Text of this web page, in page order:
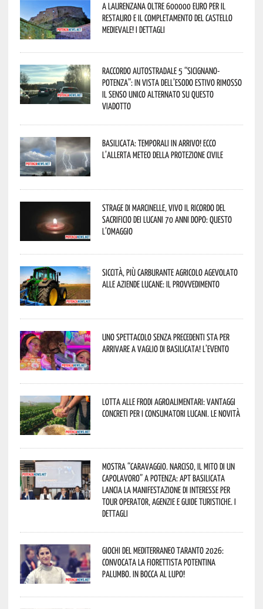
A Laurenzana oltre 600000 euro per il
restauro e il completamento del Castello
Medievale! I dettagli
Raccordo Autostradale 5 “Sicignano-
Potenza”: in vista dell’esodo estivo rimosso
il senso unico alternato su questo
viadotto
Basilicata: temporali in arrivo! Ecco
l’allerta meteo della Protezione civile
Strage di Marcinelle, vivo il ricordo del
sacrificio dei lucani 70 anni dopo: questo
l’omaggio
Siccità, più carburante agricolo agevolato
alle aziende lucane: il provvedimento
Uno spettacolo senza precedenti sta per
arrivare a Vaglio di Basilicata! L’evento
Lotta alle frodi agroalimentari: vantaggi
concreti per i consumatori lucani. Le novità
Mostra “Caravaggio. Narciso, il mito di un
capolavoro” a Potenza: APT Basilicata
lancia la manifestazione di interesse per
Tour Operator, Agenzie e Guide Turistiche. I
dettagli
Giochi del Mediterraneo Taranto 2026:
convocata la fiorettista potentina
Palumbo. In bocca al lupo!